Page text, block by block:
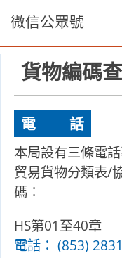
微信公眾號
貨物編碼
電 話
本局設有三條電
貿易貨物分類表/
碼：
HS第01至40章
電話： (853)